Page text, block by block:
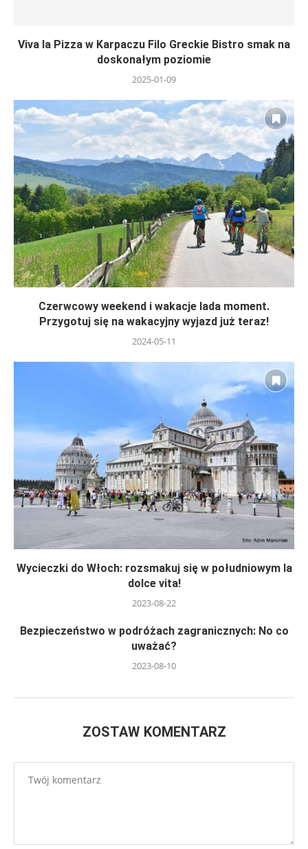
Viva la Pizza w Karpaczu Filo Greckie Bistro smak na
doskonałym poziomie
2025-01-09
Czerwcowy weekend i wakacje lada moment.
Przygotuj się na wakacyjny wyjazd już teraz!
2024-05-11
Wycieczki do Włoch: rozsmakuj się w południowym la
dolce vita!
2023-08-22
Bezpieczeństwo w podróżach zagranicznych: No co
uważać?
2023-08-10
ZOSTAW KOMENTARZ